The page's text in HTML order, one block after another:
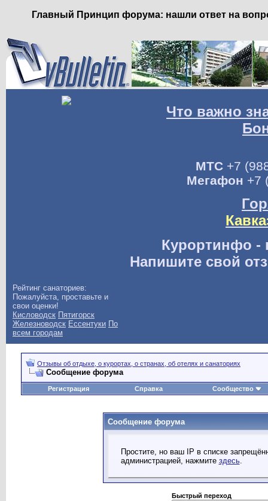
Главный Принцип форума: нашли ответ на
Что важно
МТС+7
Мегафон +7
Курортинфо -
Напишите свой
Рейтинг санаториев:
Пожалуйста, проставьте и
свои оценки!
Кисловодск Пятигорск
Железноводск Ессентуки По
всем городам
Отзывы об отдыхе, о курортах, о странах, об отелях и санаториях
Сообщение форума
Регистрация Справка Сообщество
Сообщение форума
Простите, но ваш IP в списке
администрацией, нажмите здесь.
Быстрый переход